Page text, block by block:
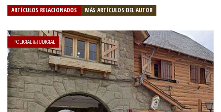
ARTÍCULOS RELACIONADOS MÁS ARTÍCULOS DEL AUTOR
POLICIAL & JUDICIAL